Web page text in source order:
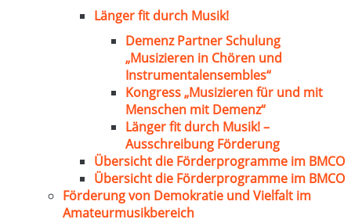
Länger fit durch Musik!
Demenz Partner Schulung
„Musizieren in Chören und
Instrumentalensembles“
Kongress „Musizieren für und mit
Menschen mit Demenz“
Länger fit durch Musik! –
Ausschreibung Förderung
Übersicht die Förderprogramme im BMCO
Übersicht die Förderprogramme im BMCO
Förderung von Demokratie und Vielfalt im
Amateurmusikbereich